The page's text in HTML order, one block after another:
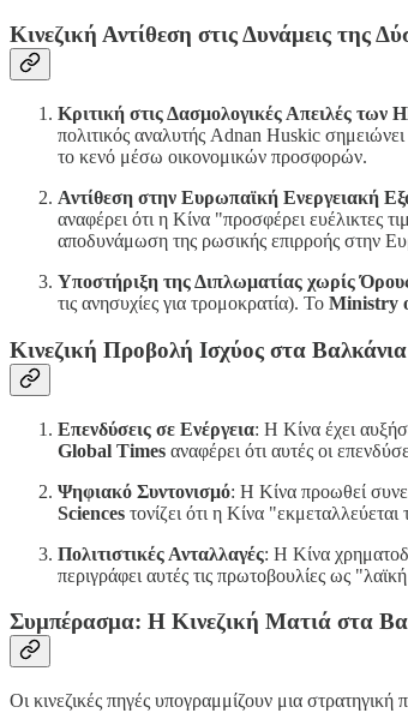
Κινεζική Αντίθεση στις Δυνάμεις της
Κριτική στις Δασμολογικές Απειλές των
πολιτικός αναλυτής Adnan Huskic
το κενό μέσω οικονομικών προσφορών.
Αντίθεση στην Ευρωπαϊκή Ενεργειακή
αναφέρει ότι η Κίνα "προσφέρει ευέλικτες
αποδυνάμωση της ρωσικής επιρροής στην
Υποστήριξη της Διπλωματίας χωρίς
τις ανησυχίες για τρομοκρατία). Το Ministry
Κινεζική Προβολή Ισχύος στα Βαλκάνια
Επενδύσεις σε Ενέργεια: Η Κίνα έχει
Global Times αναφέρει ότι αυτές οι
Ψηφιακό Συντονισμό: Η Κίνα προωθεί
Sciences τονίζει ότι η Κίνα
Πολιτιστικές Ανταλλαγές: Η Κίνα
περιγράφει αυτές τις πρωτοβουλίες ως
Συμπέρασμα: Η Κινεζική Ματιά στα
Οι κινεζικές πηγές υπογραμμίζουν μια